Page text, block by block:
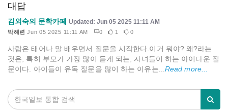
대답
김외숙의 문학카페 Updated: Jun 05 2025 11:11 AM
박해련 Jun 05 2025 11:11 AM 0 1 0
사람은 태어나 말 배우면서 질문을 시작한다.이거 뭐야? 왜?라는
것은, 특히 부모가 가장 많이 듣게 되는, 자녀들이 하는 아이다운 질
문이다. 아이들이 유독 질문을 많이 하는 이유는...Read more...